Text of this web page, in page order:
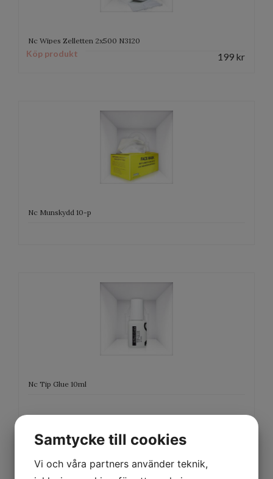
Nc Wipes Zelletten 2x500 N3120
Köp produkt 199 kr
Nc Munskydd 10-p
Nc Tip Glue 10ml
Samtycke till cookies
Vi och våra partners använder teknik,